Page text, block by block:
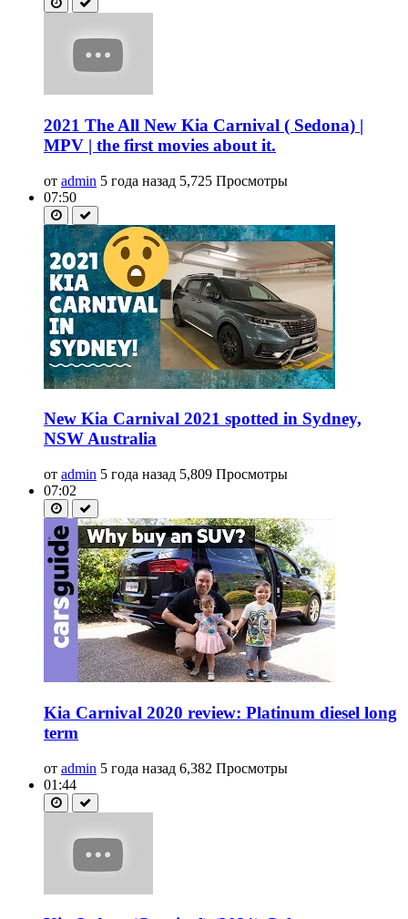
2021 The All New Kia Carnival ( Sedona) |
MPV | the first movies about it.
от admin 5 года назад 5,725 Просмотры
07:50
New Kia Carnival 2021 spotted in Sydney,
NSW Australia
от admin 5 года назад 5,809 Просмотры
07:02
Kia Carnival 2020 review: Platinum diesel long
term
от admin 5 года назад 6,382 Просмотры
01:44